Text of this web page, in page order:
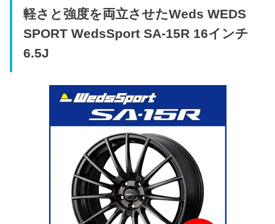
軽さと強度を両立させたWeds WEDS
SPORT WedsSport SA-15R 16インチ
6.5J